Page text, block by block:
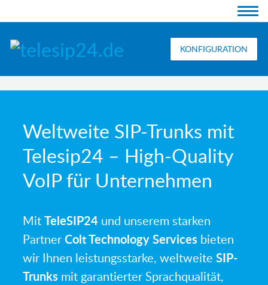
KONFIGURATION
Weltweite SIP-Trunks mit
Telesip24 – High-Quality
VoIP für Unternehmen
MitTeleSIP24und unserem starken
PartnerColt Technology Servicesbieten
wir Ihnen leistungsstarke, weltweite SIP-
Trunksmit garantierter Sprachqualität,